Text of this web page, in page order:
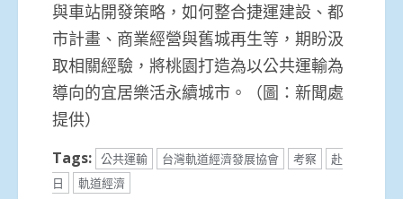
與車站開發策略，如何整合捷運建設、都
市計畫、商業經營與舊城再生等，期盼汲
取相關經驗，將桃園打造為以公共運輸為
導向的宜居樂活永續城市。（圖：新聞處
提供）
Tags: 公共運輸 台灣軌道經濟發展協會 考察
赴
日
軌道經濟